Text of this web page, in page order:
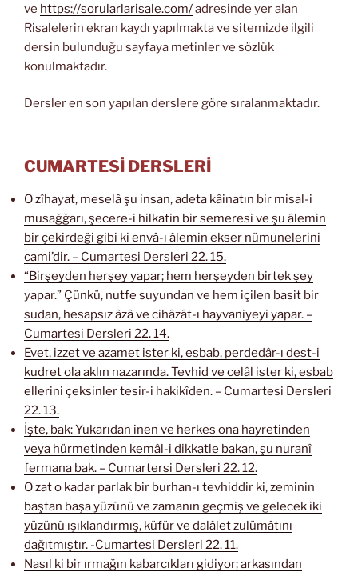
ve https://sorularlarisale.com/adresinde yer alan
Risalelerin ekran kaydı yapılmakta ve sitemizde ilgili
dersin bulunduğu sayfaya metinler ve sözlük
konulmaktadır.
Dersler en son yapılan derslere göre sıralanmaktadır.
CUMARTESİ DERSLERİ
O zîhayat, meselâ şu insan, adeta kâinatın bir misal-i
musağğarı, şecere-i hilkatin bir semeresi ve şu âlemin
bir çekirdeği gibi ki envâ-ı âlemin ekser nümunelerini
cami’dir. – Cumartesi Dersleri 22. 15.
“Birşeyden herşey yapar; hem herşeyden birtek şey
yapar.” Çünkü, nutfe suyundan ve hem içilen basit bir
sudan, hesapsız âzâ ve cihâzât-ı hayvaniyeyi yapar. –
Cumartesi Dersleri 22. 14.
Evet, izzet ve azamet ister ki, esbab, perdedâr-ı dest-i
kudret ola aklın nazarında. Tevhid ve celâl ister ki, esbab
ellerini çeksinler tesir-i hakikîden. – Cumartesi Dersleri
22. 13.
İşte, bak: Yukarıdan inen ve herkes ona hayretinden
veya hürmetinden kemâl-i dikkatle bakan, şu nuranî
fermana bak. – Cumartersi Dersleri 22. 12.
O zat o kadar parlak bir burhan-ı tevhiddir ki, zeminin
baştan başa yüzünü ve zamanın geçmiş ve gelecek iki
yüzünü ışıklandırmış, küfür ve dalâlet zulümâtını
dağıtmıştır. -Cumartesi Dersleri 22. 11.
Nasıl ki bir ırmağın kabarcıkları gidiyor; arkasından